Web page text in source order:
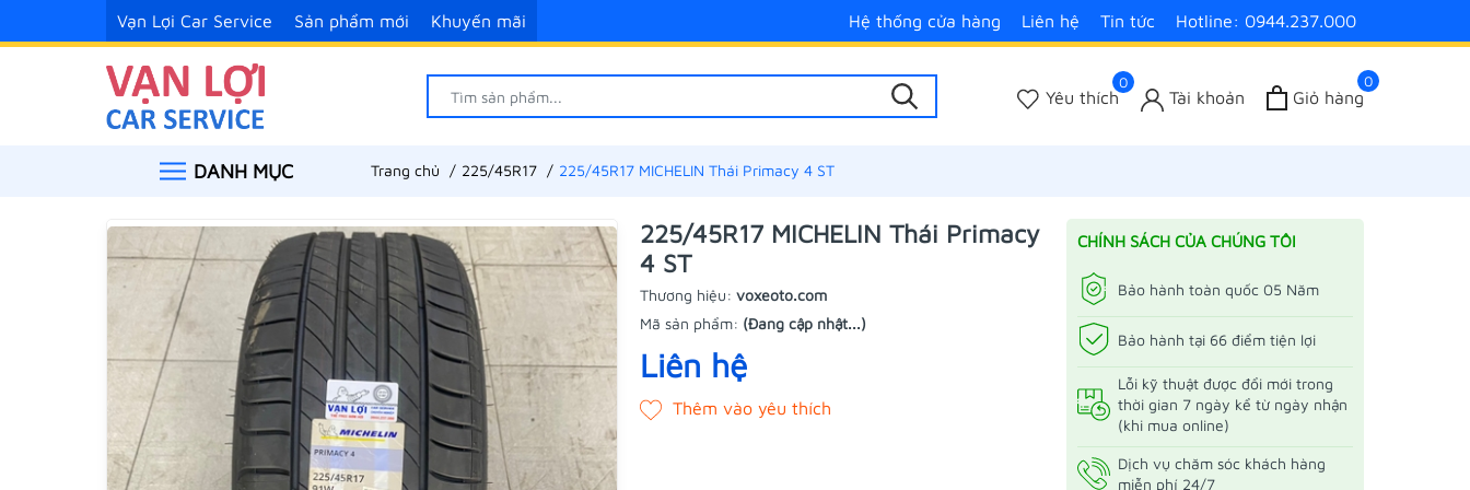
Vạn Lợi Car Service Sản phẩm mới Khuyến mãi Hệ thống cửa hàng Liên hệ Tin tức Hotline: 0944.237.000
0
Yêu thích Tài khoản
0
Giỏ hàng
DANH MỤC Trang chủ 225/45R17 225/45R17 MICHELIN Thái Primacy 4 ST
225/45R17 MICHELIN Thái Primacy
4 ST
Thương hiệu: voxeoto.com
Mã sản phẩm: (Đang cập nhật...)
Liên hệ
CHÍNH SÁCH CỦA CHÚNG TÔI
Bảo hành toàn quốc 05 Năm
Bảo hành tại 66 điểm tiện lợi
Lỗi kỹ thuật được đổi mới trong
thời gian 7 ngày kể từ ngày nhận
(khi mua online)
Dịch vụ chăm sóc khách hàng
miễn phí 24/7